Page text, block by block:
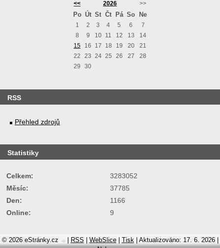
<<
2026 >>
Po Út St Čt Pá So Ne
1 2 3 4 5 6
7
8
9 10 11 12 13
14
15
16 17 18 19 20
21
22
23 24 25 26 27
28
29
30
RSS
Přehled zdrojů
Statistiky
Online: 9
Celkem:
3283052
Měsíc:
37785
Den:
1166
© 2026 eStránky.cz RSS WebSlice Tisk| Aktualizováno: 17. 6. 2026|